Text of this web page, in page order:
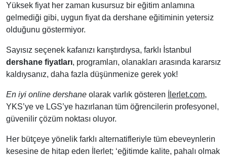
Yüksek fiyat her zaman kusursuz bir eğitim anlamına
gelmediği gibi, uygun fiyat da dershane eğitiminin yetersiz
olduğunu göstermiyor.
Sayısız seçenek kafanızı karıştırdıysa, farklı İstanbul
dershane fiyatları, programları, olanakları arasında kararsız
kaldıysanız, daha fazla düşünmenize gerek yok!
En iyi online dershane olarak varlık gösteren İlerlet.com,
YKS’ye ve LGS’ye hazırlanan tüm öğrencilerin profesyonel,
güvenilir çözüm noktası oluyor.
Her bütçeye yönelik farklı alternatifleriyle tüm ebeveynlerin
kesesine de hitap eden İlerlet; ‘eğitimde kalite, pahalı olmak